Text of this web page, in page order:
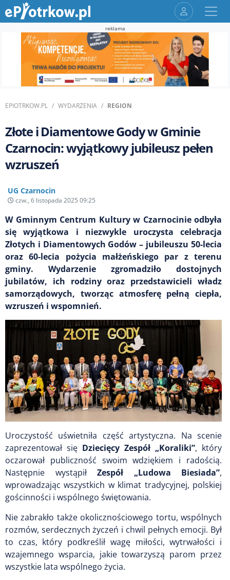
reklama
EPIOTRKOW.PL WYDARZENIA REGION
Złote i Diamentowe Gody w Gminie
Czarnocin: wyjątkowy jubileusz pełen
wzruszeń
UG Czarnocin
czw., 6 listopada 2025 09:25
W Gminnym Centrum Kultury w Czarnocinie odbyła
się wyjątkowa i niezwykle uroczysta celebracja
Złotych i Diamentowych Godów – jubileuszu 50-lecia
oraz 60-lecia pożycia małżeńskiego par z terenu
gminy. Wydarzenie zgromadziło dostojnych
jubilatów, ich rodziny oraz przedstawicieli władz
samorządowych, tworząc atmosferę pełną ciepła,
wzruszeń i wspomnień.
Uroczystość uświetniła część artystyczna. Na scenie
zaprezentował się Dziecięcy Zespół „Koraliki”, który
oczarował publiczność swoim wdziękiem i radością.
Następnie wystąpił Zespół „Ludowa Biesiada”,
wprowadzając wszystkich w klimat tradycyjnej, polskiej
gościnności i wspólnego świętowania.
Nie zabrakło także okolicznościowego tortu, wspólnych
rozmów, serdecznych życzeń i chwil pełnych emocji. Był
to czas, który podkreślił wagę miłości, wytrwałości i
wzajemnego wsparcia, jakie towarzyszą parom przez
wszystkie lata wspólnego życia.